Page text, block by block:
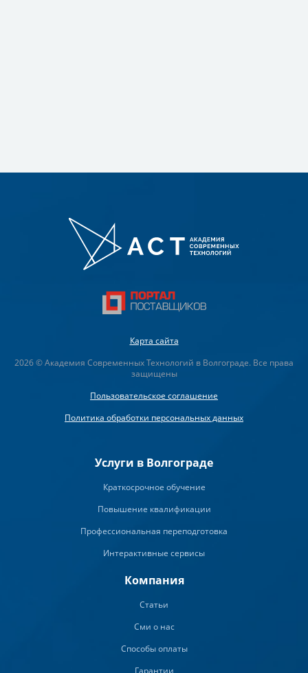
Карта сайта
2026 © Академия Современных Технологий в Волгограде. Все права
защищены
Пользовательское соглашение
Политика обработки персональных данных
Услуги в Волгограде
Краткосрочное обучение
Повышение квалификации
Профессиональная переподготовка
Интерактивные сервисы
Компания
Статьи
Сми о нас
Способы оплаты